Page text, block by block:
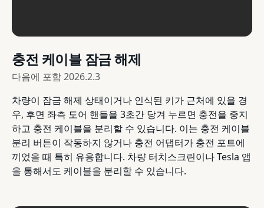
충전 케이블 잠금 해제
다음에 포함2026.2.3
차량이 잠금 해제 상태이거나 인식된 키가 근처에 있을 경
우, 후면 좌측 도어 핸들을 3초간 당겨 누르면 충전을 중지
하고 충전 케이블을 분리할 수 있습니다. 이는 충전 케이블
분리 버튼이 작동하지 않거나 충전 어댑터가 충전 포트에
끼었을 때 특히 유용합니다. 차량 터치스크린이나 Tesla 앱
을 통해서도 케이블을 분리할 수 있습니다.